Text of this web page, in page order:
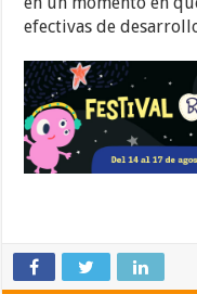
efectivas de